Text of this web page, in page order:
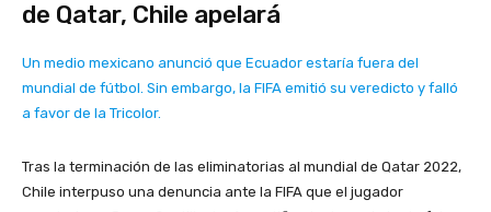
de Qatar, Chile apelará
Un medio mexicano anunció que Ecuador estaría fuera del
mundial de fútbol. Sin embargo, la FIFA emitió su veredicto y falló
a favor de la Tricolor.
Tras la terminación de las eliminatorias al mundial de Qatar 2022,
Chile interpuso una denuncia ante la FIFA que el jugador